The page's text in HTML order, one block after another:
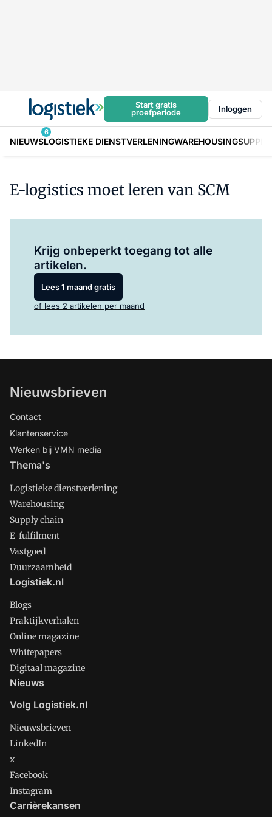
Start gratis
proefperiode
Inloggen
NIEUWS
6
LOGISTIEKE DIENSTVERLENINGWAREHOUSING
E-logistics moet leren van SCM
Krijg onbeperkt toegang tot alle
artikelen.
Lees 1 maand gratis
of lees 2 artikelen per maand
Nieuwsbrieven
Contact
Klantenservice
Werken bij VMN media
Thema's
Logistieke dienstverlening
Warehousing
Supply chain
E-fulfilment
Vastgoed
Duurzaamheid
Logistiek.nl
Blogs
Praktijkverhalen
Online magazine
Whitepapers
Digitaal magazine
Nieuws
Volg Logistiek.nl
Nieuwsbrieven
LinkedIn
x
Facebook
Instagram
Carrièrekansen